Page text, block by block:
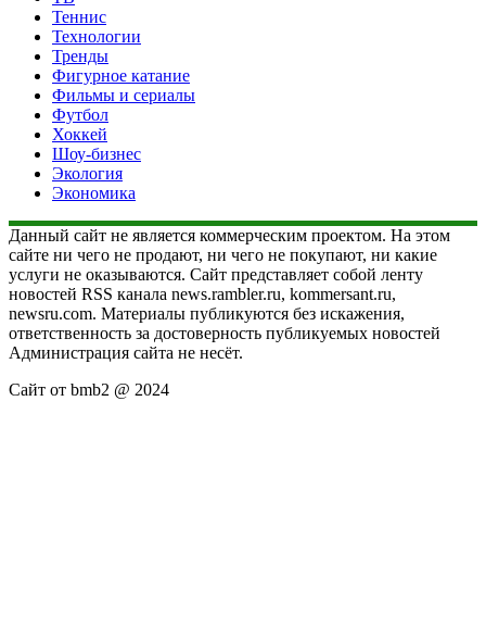
Теннис
Технологии
Тренды
Фигурное катание
Фильмы и сериалы
Футбол
Хоккей
Шоу-бизнес
Экология
Экономика
Данный сайт не является коммерческим проектом. На этом
сайте ни чего не продают, ни чего не покупают, ни какие
услуги не оказываются. Сайт представляет собой ленту
новостей RSS канала news.rambler.ru, kommersant.ru,
newsru.com. Материалы публикуются без искажения,
ответственность за достоверность публикуемых новостей
Администрация сайта не несёт.
Сайт от bmb2 @ 2024